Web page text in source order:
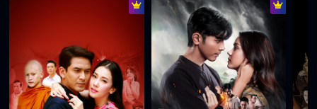
นกไม่ได้ท้องหรอกค่ะ